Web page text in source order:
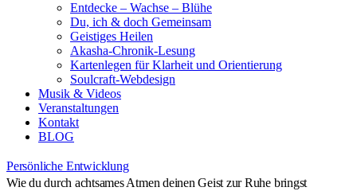
Entdecke – Wachse – Blühe
Du, ich & doch Gemeinsam
Geistiges Heilen
Akasha-Chronik-Lesung
Kartenlegen für Klarheit und Orientierung
Soulcraft-Webdesign
Musik & Videos
Veranstaltungen
Kontakt
BLOG
Persönliche Entwicklung
Wie du durch achtsames Atmen deinen Geist zur Ruhe bringst